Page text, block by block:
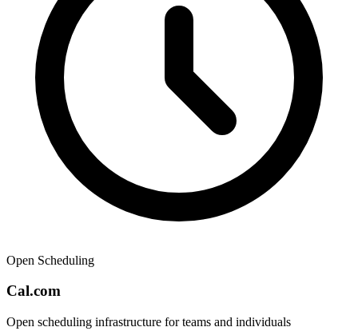
Open Scheduling
Cal.com
Open scheduling infrastructure for teams and individuals